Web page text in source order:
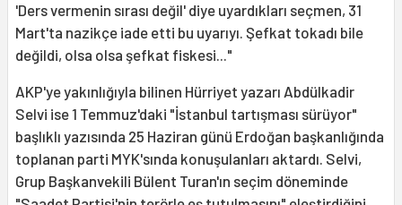
'Ders vermenin sırası değil' diye uyardıkları seçmen, 31
Mart'ta nazikçe iade etti bu uyarıyı. Şefkat tokadı bile
değildi, olsa olsa şefkat fiskesi..."
AKP'ye yakınlığıyla bilinen Hürriyet yazarı Abdülkadir
Selvi ise 1 Temmuz'daki "İstanbul tartışması sürüyor"
başlıklı yazısında 25 Haziran günü Erdoğan başkanlığında
toplanan parti MYK'sında konuşulanları aktardı. Selvi,
Grup Başkanvekili Bülent Turan'ın seçim döneminde